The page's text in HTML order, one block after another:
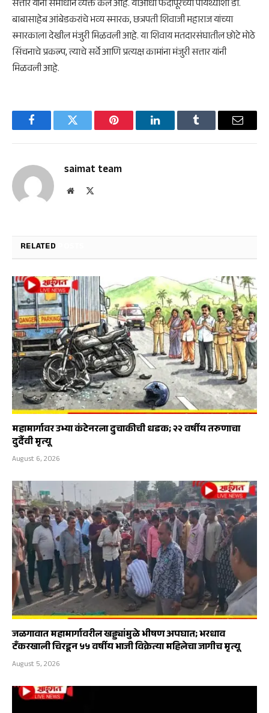
सत्तार यांनी समाधान व्यक्त केले आहे. याआधी फर्दापूरच्या पायथ्याशी डाॅ.
बाबासाहेब आंबेडकरांचे भव्य स्मारक, छत्रपती शिवाजी महाराज यांच्या
स्मारकाला देखील मंजुरी मिळवली आहे. या शिवाय मतदारसंघातील छोटे मोठे
सिंचनाचे प्रकल्प, त्याचे सर्वे आणि प्रत्यक्ष कामांना मंजुरी सत्तार यांनी
मिळवली आहे.
FacebookTwitter Pinterest LinkedInTumblr Email
saimat team
Website
RELATED
महामार्गावर उभ्या कंटेनरला दुचाकीची धडक; २२ वर्षीय तरुणाचा
दुर्दैवी मृत्यू
August 6, 2026
जळगावात महामार्गावरील खड्ड्यांमुळे भीषण अपघात; भरधाव
टँकरखाली चिरडून ५५ वर्षीय भाजी विक्रेत्या महिलेचा जागीच मृत्यू
August 5, 2026